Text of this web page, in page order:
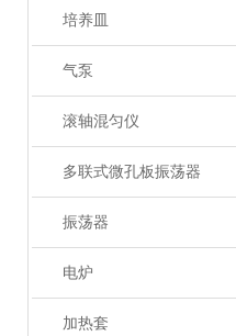
培养皿
气泵
滚轴混匀仪
多联式微孔板振荡器
振荡器
电炉
加热套